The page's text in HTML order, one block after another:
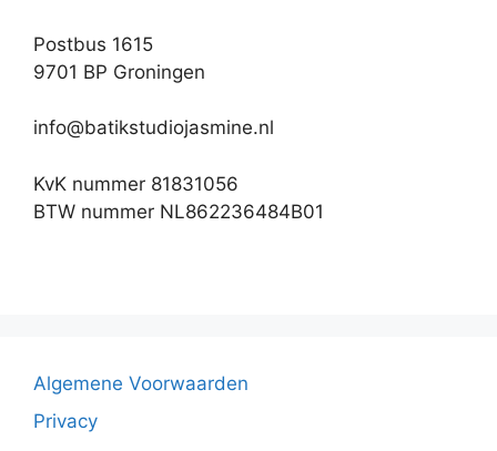
Postbus 1615
9701 BP Groningen
info@batikstudiojasmine.nl
KvK nummer 81831056
BTW nummer NL862236484B01
Algemene Voorwaarden
Privacy